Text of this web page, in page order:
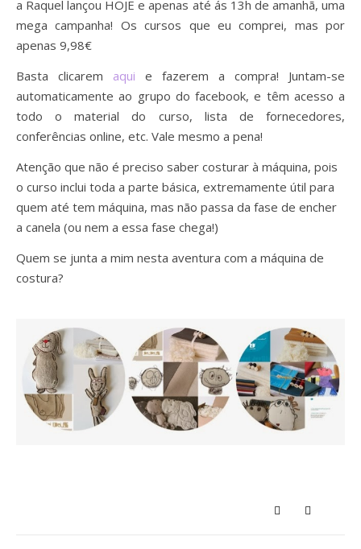
a Raquel lançou HOJE e apenas até ás 13h de amanhã, uma
mega campanha! Os cursos que eu comprei, mas por
apenas 9,98€
Basta clicarem aqui e fazerem a compra! Juntam-se
automaticamente ao grupo do facebook, e têm acesso a
todo o material do curso, lista de fornecedores,
conferências online, etc. Vale mesmo a pena!
Atenção que não é preciso saber costurar à máquina, pois
o curso inclui toda a parte básica, extremamente útil para
quem até tem máquina, mas não passa da fase de encher
a canela (ou nem a essa fase chega!)
Quem se junta a mim nesta aventura com a máquina de
costura?